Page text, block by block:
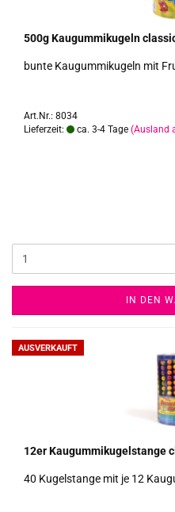
500g Kau­gum­mi­ku­geln
bunte Kau­gum­mi­ku­geln mit
Art.Nr.: 8034
Lieferzeit:
ca. 3-4 Tage (Ausland
IN DEN
AUSVERKAUFT
12er Kau­gum­mi­ku­gel­stan­ge
40 Ku­gel­stan­ge mit je 12